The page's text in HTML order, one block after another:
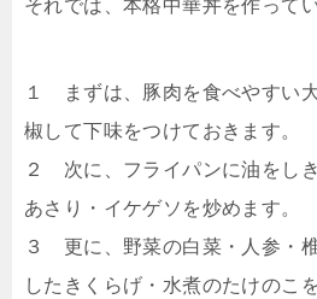
それでは、本格中華丼を作って
１ まずは、豚肉を食べやすい
椒して下味をつけておきます。
２ 次に、フライパンに油をし
あさり・イケゲソを炒めます。
３ 更に、野菜の白菜・人参・
したきくらげ・水煮のたけのこ